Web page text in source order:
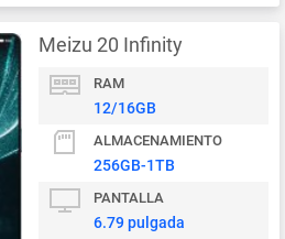
Meizu 20 Infinity
RAM
12/16GB
ALMACENAMIENTO
256GB-1TB
PANTALLA
6.79 pulgada